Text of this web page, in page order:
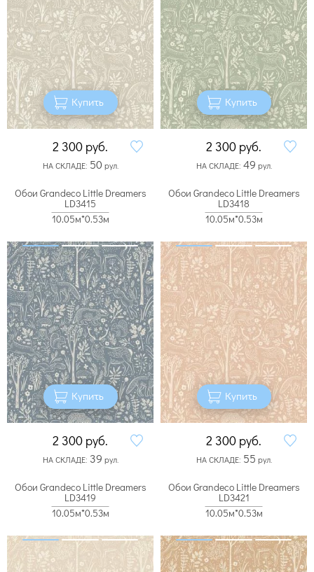
Купить
2 300 руб.
НА СКЛАДЕ: 50рул.
Купить
2 300 руб.
НА СКЛАДЕ: 49 рул.
Обои Grandeco Little Dreamers
LD3415
10.05м*0.53м
Купить
2 300 руб.
НА СКЛАДЕ: 39 рул.
Обои Grandeco Little Dreamers
LD3418
10.05м*0.53м
Купить
2 300 руб.
НА СКЛАДЕ: 55 рул.
Обои Grandeco Little Dreamers
LD3419
10.05м*0.53м
Обои Grandeco Little Dreamers
LD3421
10.05м*0.53м